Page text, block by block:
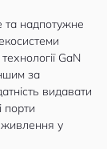
надпотужне
GaN
за
видавати
порти
живлення у